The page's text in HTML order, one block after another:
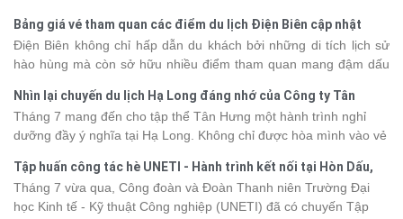
khác nhau, khiến nhiều du khách băn khoăn khi lựa chọn. Bài viết
dưới đây sẽ cập nhật bảng giá tour du thuyền Hạ Long mới nhất
2026 từ 3 - 6 sao, giúp bạn dễ dàng so sánh và tìm được hành
trình phù hợp với nhu cầu cũng như ngân sách.
Bảng giá vé tham quan các điểm du lịch Điện Biên cập nhật
2026
Điện Biên không chỉ hấp dẫn du khách bởi những di tích lịch sử
hào hùng mà còn sở hữu nhiều điểm tham quan mang đậm dấu
phá vùng đất này, việc cập nhật trước giá vé sẽ giúp bạn chủ
động hơn trong lịch trình và chi phí. Cùng Vietsense Travel tham
khảo bảng giá vé tham quan các điểm du lịch Điện Biênmới nhất
năm 2026 ngay dưới đây.
Nhìn lại chuyến du lịch Hạ Long đáng nhớ của Công ty Tân
Hưng 2026
Tháng 7 mang đến cho tập thể Tân Hưng một hành trình nghỉ
dưỡng đầy ý nghĩa tại Hạ Long. Không chỉ được hòa mình vào vẻ
kết, sẻ chia và lưu giữ nhiều khoảnh khắc đáng nhớ. Hãy cùng
nhìn lại chuyến đi ngập tràn niềm vui và những trải nghiệm khó
quên.
Tập huấn công tác hè UNETI - Hành trình kết nối tại Hòn Dấu,
Đồ Sơn
Tháng 7 vừa qua, Công đoàn và Đoàn Thanh niên Trường Đại
học Kinh tế - Kỹ thuật Công nghiệp (UNETI) đã có chuyến Tập